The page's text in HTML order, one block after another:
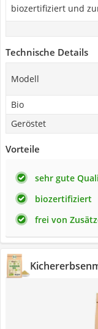
biozertifiziert und
Technische Details
Modell
Bio
Geröstet
Vorteile
sehr gute
biozertifiziert
frei von